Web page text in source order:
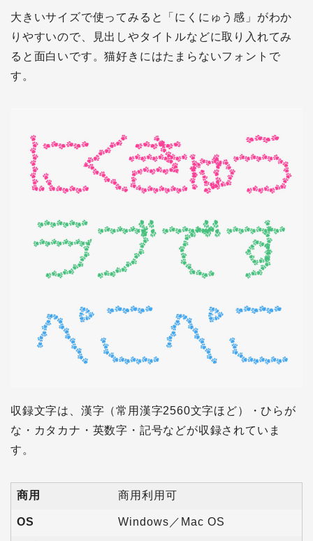
大きいサイズで使ってみると「にくにゅう感」がわか
りやすいので、見出しやタイトルなどに取り入れてみ
ると面白いです。猫好きにはたまらないフォントで
す。
収録文字は、漢字（常用漢字2560文字ほど）・ひらが
な・カタカナ・英数字・記号などが収録されていま
す。
商用 商用利用可
OS Windows／Mac OS